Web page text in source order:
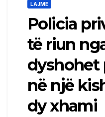
LAJME
Policia
të riun
dyshohet
në një
dy xhami